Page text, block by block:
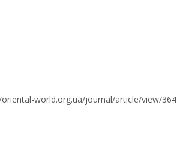
oriental-world.org.ua/journal/article/view/364